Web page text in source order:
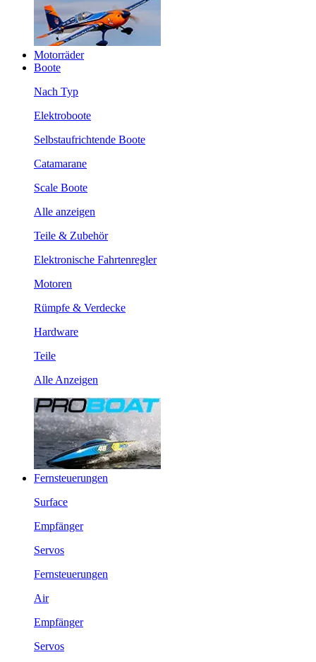
Motorräder
Boote
Nach Typ
Elektroboote
Selbstaufrichtende Boote
Catamarane
Scale Boote
Alle anzeigen
Teile & Zubehör
Elektronische Fahrtenregler
Motoren
Rümpfe & Verdecke
Hardware
Teile
Alle Anzeigen
Fernsteuerungen
Surface
Empfänger
Servos
Fernsteuerungen
Air
Empfänger
Servos